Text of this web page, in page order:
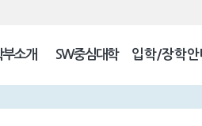
부소개 SW중심대학 입학/장학안